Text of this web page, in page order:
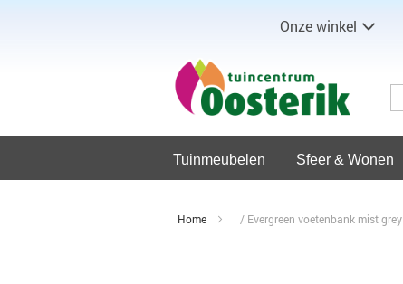
Onze winkel
Tuinmeubelen Sfeer & Wonen
Home Evergreen voetenbank mist grey